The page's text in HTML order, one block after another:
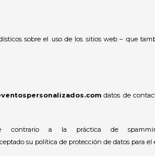
sobre el uso de los sitios web – que
datos de
contrario a la práctica de
su política de protección de datos para